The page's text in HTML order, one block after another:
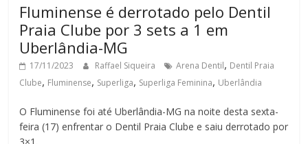
Fluminense é derrotado pelo Dentil
Praia Clube por 3 sets a 1 em
Uberlândia-MG
17/11/2023 Raffael Siqueira Arena Dentil, Dentil Praia
Clube, Fluminense, Superliga, Superliga Feminina, Uberlândia
O Fluminense foi até Uberlândia-MG na noite desta sexta-
feira (17) enfrentar o Dentil Praia Clube e saiu derrotado por
3×1.